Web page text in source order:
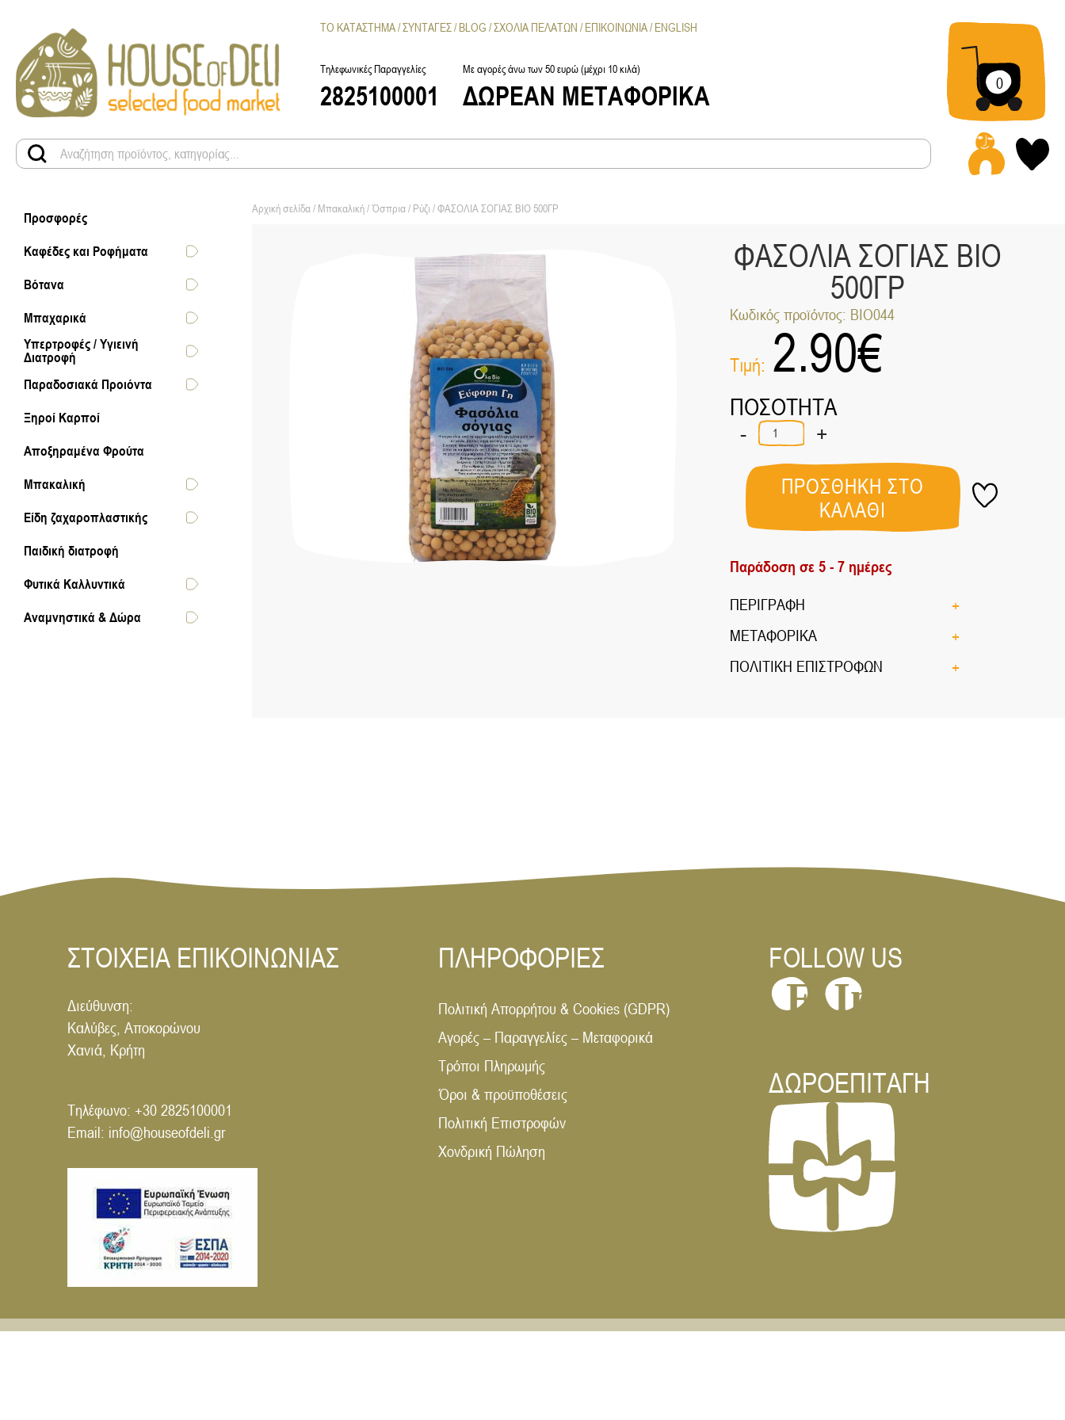
Τηλεφωνικές Παραγγελίες
2825100001
Με αγορές άνω των 50 ευρώ (μέχρι 10 κιλά)
ΔΩΡΕΑΝ ΜΕΤΑΦΟΡΙΚΑ
ΤΟ ΚΑΤΑΣΤΗΜΑ ΣΥΝΤΑΓΕΣ BLOG ΣΧΟΛΙΑ ΠΕΛΑΤΩΝ ΕΠΙΚΟΙΝΩΝΙΑ ENGLISH
0
Προσφορές
Καφέδες και Ροφήματα
Βότανα
Μπαχαρικά
Υπερτροφές / Υγιεινή
Διατροφή
Παραδοσιακά Προιόντα
Ξηροί Καρποί
Αποξηραμένα Φρούτα
Μπακαλική
Είδη ζαχαροπλαστικής
Παιδική διατροφή
Φυτικά Καλλυντικά
Αναμνηστικά & Δώρα
Αρχική σελίδα/ Μπακαλική/Όσπρια / Ρύζι / ΦΑΣΟΛΙΑ ΣΟΓΙΑΣ ΒΙΟ 500ΓΡ
ΦΑΣΟΛΙΑ ΣΟΓΙΑΣ ΒΙΟ
500ΓΡ
Κωδικός προϊόντος: ΒΙΟ044
Τιμή: 2.90€
ΠΟΣΟΤΗΤΑ
-
ΦΑΣΟΛΙΑ
ΣΟΓΙΑΣ
500ΓΡ
ποσότητα
+
ΠΡΟΣΘΗΚΗ ΣΤΟ
ΚΑΛΑΘΙ
Παράδοση σε 5 - 7 ημέρες
ΠΕΡΙΓΡΑΦΗ
ΜΕΤΑΦΟΡΙΚΑ
ΠΟΛΙΤΙΚΗ ΕΠΙΣΤΡΟΦΩΝ
ΣΤΟΙΧΕΙΑ ΕΠΙΚΟΙΝΩΝΙΑΣ
Διεύθυνση:
Καλύβες, Αποκορώνου
Χανιά, Κρήτη
Τηλέφωνο: +30 2825100001
Email: info@houseofdeli.gr
ΠΛΗΡΟΦΟΡΙΕΣ
Πολιτική Απορρήτου & Cookies (GDPR)
Αγορές – Παραγγελίες – Μεταφορικά
Τρόποι Πληρωμής
Όροι & προϋποθέσεις
Πολιτική Επιστροφών
Χονδρική Πώληση
FOLLOW US
F In
ΔΩΡΟΕΠΙΤΑΓΗ